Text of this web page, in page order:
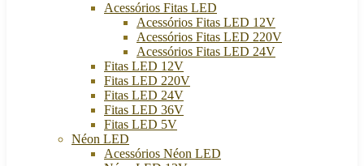
Acessórios Fitas LED
Acessórios Fitas LED 12V
Acessórios Fitas LED 220V
Acessórios Fitas LED 24V
Fitas LED 12V
Fitas LED 220V
Fitas LED 24V
Fitas LED 36V
Fitas LED 5V
Néon LED
Acessórios Néon LED